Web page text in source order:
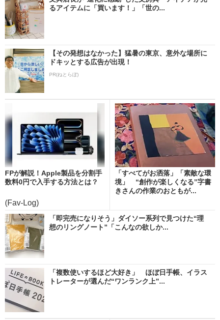
るアイテムに「買います！」「世の...
【その発想はなかった】猛暑の東京、意外な場所に
ドキッとする広告が出現！
PR(ねとらぼ)
FPが解説！Apple製品を分割手
数料0円で入手する方法とは？
(Fav-Log)
「すべてがお洒落」「素敵な環
境」 “創作が楽しくなる”字書
きさんの作業のおともが...
「即完売になりそう」ダイソー系列で見つけた“理
想のリングノート”「こんなの欲しか...
「複数使いするほど大好き」 ほぼ日手帳、イラス
トレーターが選んだ“ワンランク上”...